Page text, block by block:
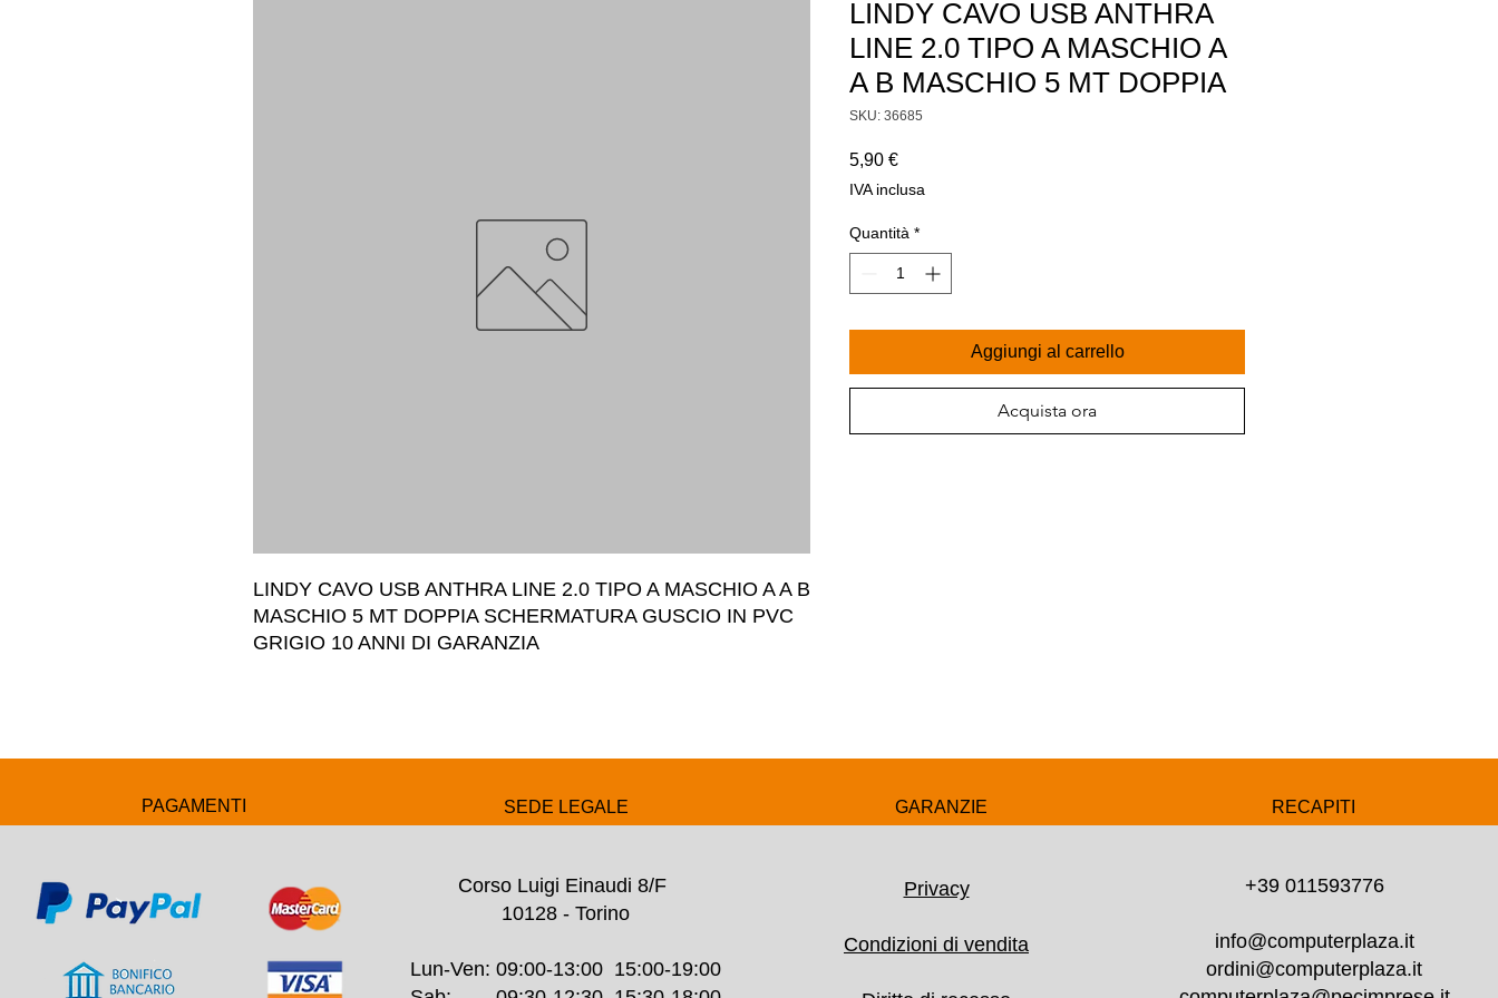
LINDY CAVO USB ANTHRA LINE 2.0 TIPO A MASCHIO A A B
MASCHIO 5 MT DOPPIA SCHERMATURA GUSCIO IN PVC
GRIGIO 10 ANNI DI GARANZIA
LINDY CAVO USB ANTHRA
LINE 2.0 TIPO A MASCHIO A
A B MASCHIO 5 MT DOPPIA
SKU: 36685
5,90 €Prezzo
IVA inclusa
Quantità *
Aggiungi al carrello
Acquista ora
PAGAMENTI SEDE LEGALE GARANZIE RECAPITI
Corso Luigi Einaudi 8/F
10128 - Torino
Lun-Ven: 09:00-13:00 15:00-19:00
Privacy
Condizioni di vendita
+39 011593776
info@computerplaza.it
ordini@computerplaza.it